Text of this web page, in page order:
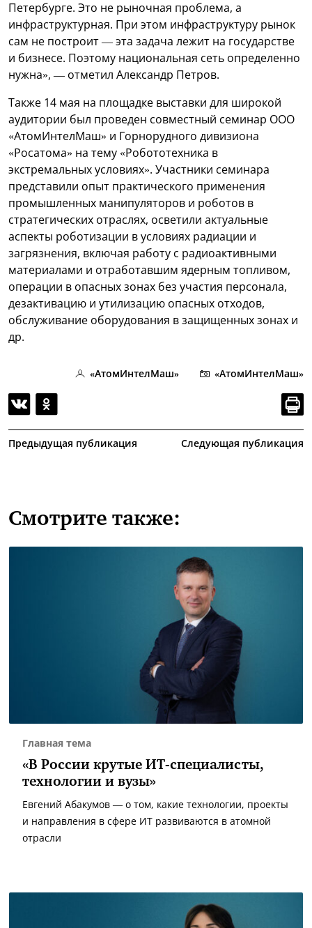
Петербурге. Это не рыночная проблема, а
инфраструктурная. При этом инфраструктуру рынок
сам не построит — эта задача лежит на государстве
и бизнесе. Поэтому национальная сеть определенно
нужна», — отметил Александр Петров.
Также 14 мая на площадке выставки для широкой
аудитории был проведен совместный семинар ООО
«АтомИнтелМаш» и Горнорудного дивизиона
«Росатома» на тему «Робототехника в
экстремальных условиях». Участники семинара
представили опыт практического применения
промышленных манипуляторов и роботов в
стратегических отраслях, осветили актуальные
аспекты роботизации в условиях радиации и
загрязнения, включая работу с радиоактивными
материалами и отработавшим ядерным топливом,
операции в опасных зонах без участия персонала,
дезактивацию и утилизацию опасных отходов,
обслуживание оборудования в защищенных зонах и
др.
«АтомИнтелМаш» «АтомИнтелМаш»
Предыдущая публикация Следующая публикация
Смотрите также:
Главная тема
«В России крутые ИТ-специалисты,
технологии и вузы»
Евгений Абакумов — о том, какие технологии, проекты
и направления в сфере ИТ развиваются в атомной
отрасли